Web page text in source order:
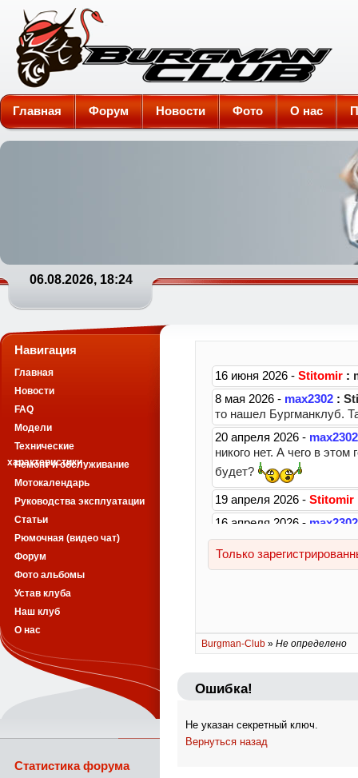
Burgman-Club
Главная Форум Новости Фото О нас
06.08.2026, 18:24
Burgman-Club » Не определено
Ошибка!
Не указан секретный ключ.
Вернуться назад
Навигация
Главная
Новости
FAQ
Модели
Технические
характеристики
Ремонт и обслуживание
Мотокалендарь
Руководства эксплуатации
Статьи
Рюмочная (видео чат)
Форум
Фото альбомы
Устав клуба
Наш клуб
О нас
Статистика форума